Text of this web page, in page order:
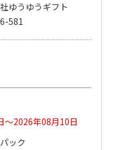
ゆうゆうギフト
581
～2026年08月10日
ック